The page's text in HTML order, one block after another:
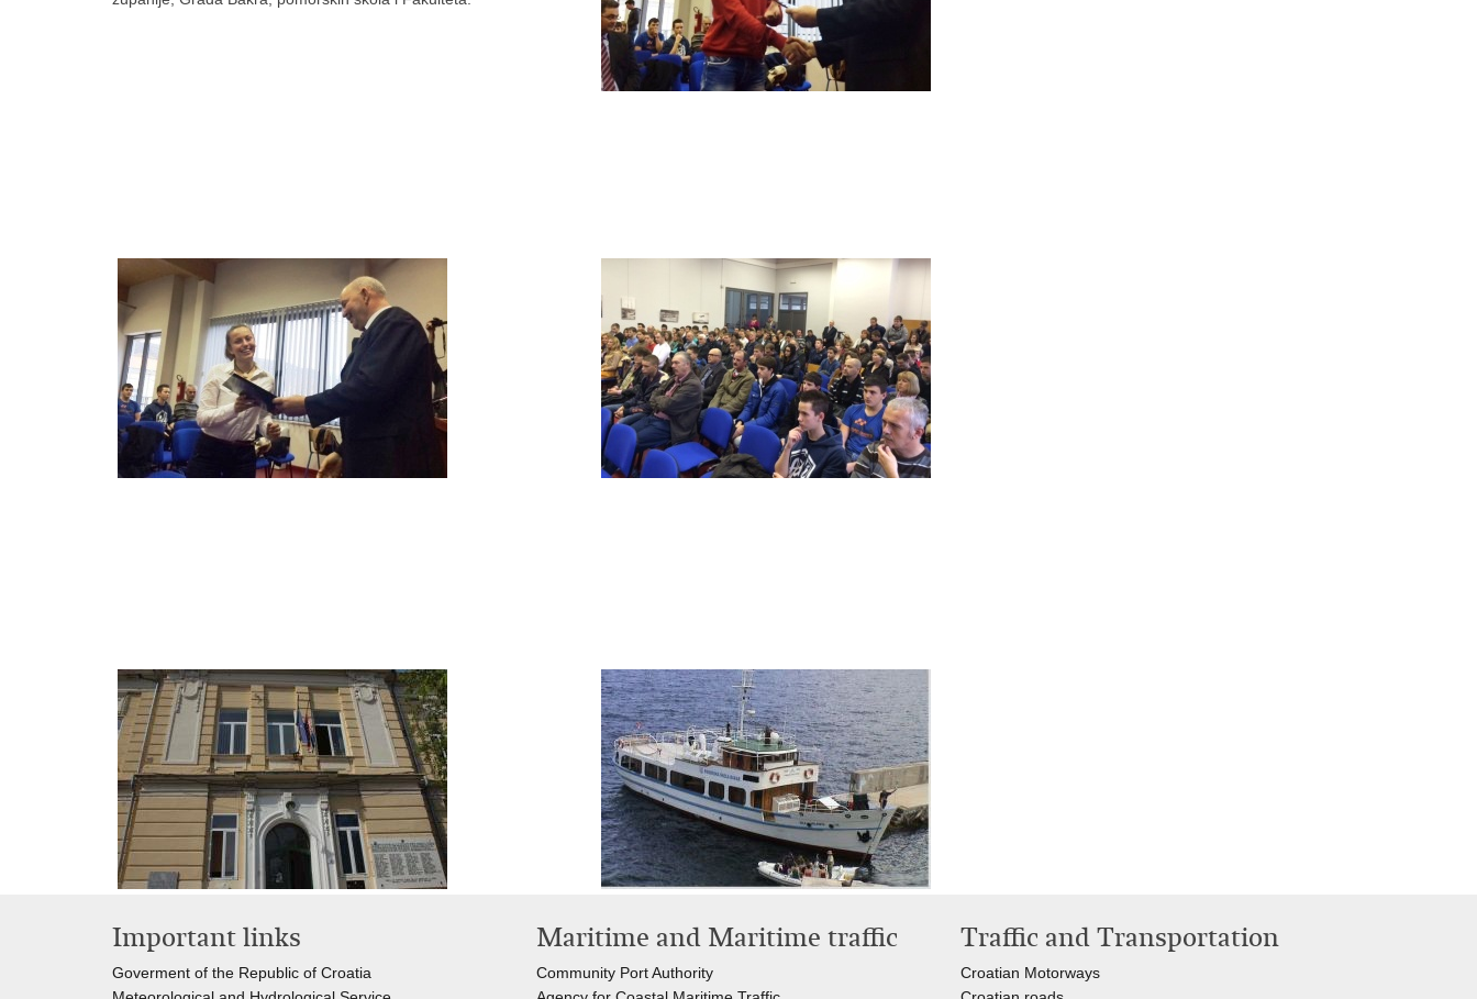
Important links
Goverment of the Republic of Croatia
Maritime and Maritime traffic
Community Port Authority
Traffic and Transportation
Croatian Motorways